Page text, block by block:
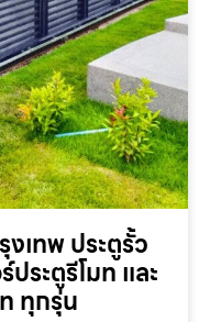
งเทพ ประตูรั้ว
ระตูรีโมท และ
ทุกรุ่น